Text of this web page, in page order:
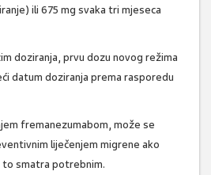
ili 675 mg svaka tri mjeseca
doziranja, prvu dozu novog režima
datum doziranja prema rasporedu
fremanezumabom, može se
liječenjem migrene ako
to smatra potrebnim.